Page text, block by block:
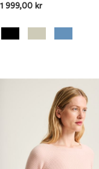
1 999,00 kr